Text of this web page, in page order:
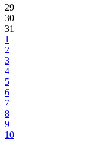
29
30
31
1
2
3
4
5
6
7
8
9
10